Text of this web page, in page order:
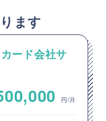
ます
ード会社サ
円/月